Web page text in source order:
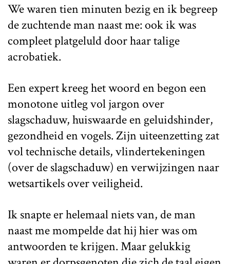
We waren tien minuten bezig en ik begreep
de zuchtende man naast me: ook ik was
compleet platgeluld door haar talige
acrobatiek.
Een expert kreeg het woord en begon een
monotone uitleg vol jargon over
slagschaduw, huiswaarde en geluidshinder,
gezondheid en vogels. Zijn uiteenzetting zat
vol technische details, vlindertekeningen
(over de slagschaduw) en verwijzingen naar
wetsartikels over veiligheid.
Ik snapte er helemaal niets van, de man
naast me mompelde dat hij hier was om
antwoorden te krijgen. Maar gelukkig